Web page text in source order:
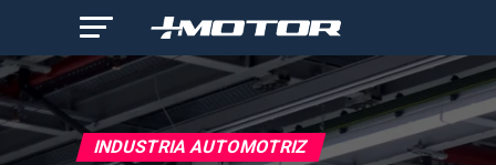
INDUSTRIA AUTOMOTRIZ